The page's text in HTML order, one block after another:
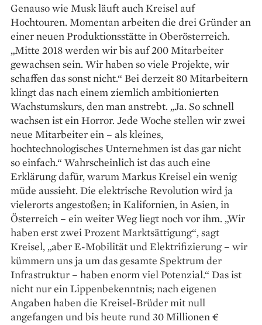
Genauso wie Musk läuft auch Kreisel auf
Hochtouren. Momentan arbeiten die drei Gründer an
einer neuen Produktionsstätte in Oberösterreich.
„Mitte 2018 werden wir bis auf 200 Mitarbeiter
gewachsen sein. Wir haben so viele Projekte, wir
schaffen das sonst nicht.“ Bei derzeit 80 Mitarbeitern
klingt das nach einem ziemlich ambitionierten
Wachstumskurs, den man anstrebt. „Ja. So schnell
wachsen ist ein Horror. Jede Woche stellen wir zwei
neue Mitarbeiter ein – als kleines,
hochtechnologisches Unternehmen ist das gar nicht
so einfach.“ Wahrscheinlich ist das auch eine
Erklärung dafür, warum Markus Kreisel ein wenig
müde aussieht. Die elektrische Revolution wird ja
vielerorts angestoßen; in Kalifornien, in Asien, in
Österreich – ein weiter Weg liegt noch vor ihm. „Wir
haben erst zwei Prozent Marktsättigung“, sagt
Kreisel, „aber E-Mobilität und Elektrifizierung – wir
kümmern uns ja um das gesamte Spektrum der
Infrastruktur – haben enorm viel Potenzial.“ Das ist
nicht nur ein Lippenbekenntnis; nach eigenen
Angaben haben die Kreisel-Brüder mit null
angefangen und bis heute rund 30 Millionen €